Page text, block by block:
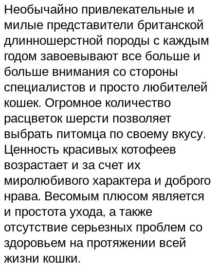
Необычайно привлекательные и
милые представители британской
длинношерстной породы с каждым
годом завоевывают все больше и
больше внимания со стороны
специалистов и просто любителей
кошек. Огромное количество
расцветок шерсти позволяет
выбрать питомца по своему вкусу.
Ценность красивых котофеев
возрастает и за счет их
миролюбивого характера и доброго
нрава. Весомым плюсом является
и простота ухода, а также
отсутствие серьезных проблем со
здоровьем на протяжении всей
жизни кошки.